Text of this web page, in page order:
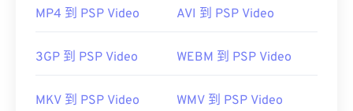
如何開啟 FLV 檔案？
如Animate Creative Cloud(Animation-
Cloud (AniMmate CC-a
MP4 到 PSP Video AVI 到 PSP Video
3GP 到 PSP Video WEBM 到 PSP Video
MKV 到 PSP Video WMV 到 PSP Video